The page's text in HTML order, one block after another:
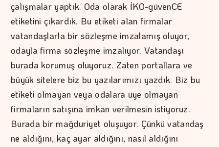
çalışmalar yaptık. Oda olarak İKO-güvenCE
etiketini çıkardık. Bu etiketi alan firmalar
vatandaşlarla bir sözleşme imzalamış oluyor,
odayla firma sözleşme imzalıyor. Vatandaşı
burada korumuş oluyoruz. Zaten portallara ve
büyük sitelere biz bu yazılarımızı yazdık. Biz bu
etiketi olmayan veya odalara üye olmayan
firmaların satışına imkan verilmesin istiyoruz.
Burada bir mağduriyet oluşuyor. Çünkü vatandaş
ne aldığını, kaç ayar aldığını, nasıl aldığını